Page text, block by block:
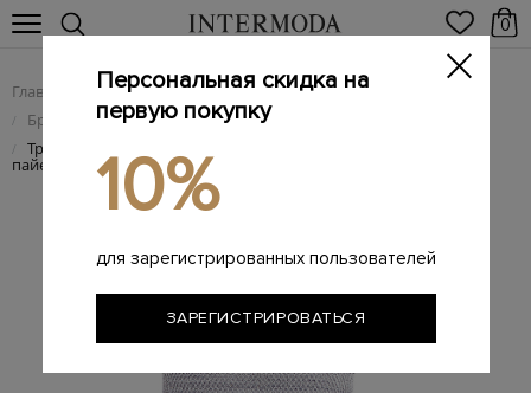
0
Главная Женщинам / Женская одежда
/ Брендовые женские платья
/ Трикотажное платье с короткими рукавами и вплетенными
пайетками
Персональная скидка на
первую покупку
10%
для зарегистрированных пользователей
ЗАРЕГИСТРИРОВАТЬСЯ